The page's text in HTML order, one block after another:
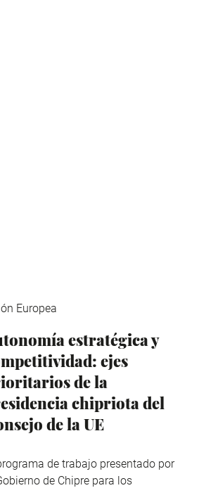
Europea
estratégica y
ejes
de la
chipriota del
de la UE
de trabajo presentado por
de Chipre para los